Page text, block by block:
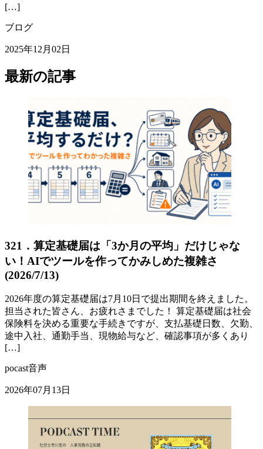
[…]
ブログ
2025年12月02日
最新の記事
321．算定基礎届は「3か月の平均」だけじゃな
い！AIでツールを作ってかみしめた複雑さ
(2026/7/13)
2026年度の算定基礎届は7月10日で提出期間を終えました。
担当された皆さん、お疲れさまでした！ 算定基礎届は社会
保険料を決める重要な手続きですが、支払基礎日数、欠勤、
途中入社、通勤手当、現物給与など、確認事項が多くあり
[…]
pocast音声
2026年07月13日